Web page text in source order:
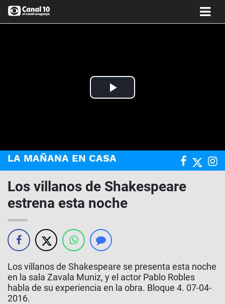
Play
LA MAÑANA EN CASA
Los villanos de Shakespeare
estrena esta noche
Los villanos de Shakespeare se presenta esta noche
en la sala Zavala Muniz, y el actor Pablo Robles
habla de su experiencia en la obra. Bloque 4. 07-04-
2016.